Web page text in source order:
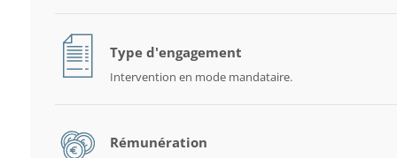
Type d'engagement
Intervention en mode mandataire.
Rémunération